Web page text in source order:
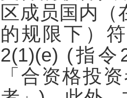
区成员国内（
的规限下）
2(1)(e) (指令
「合资格投